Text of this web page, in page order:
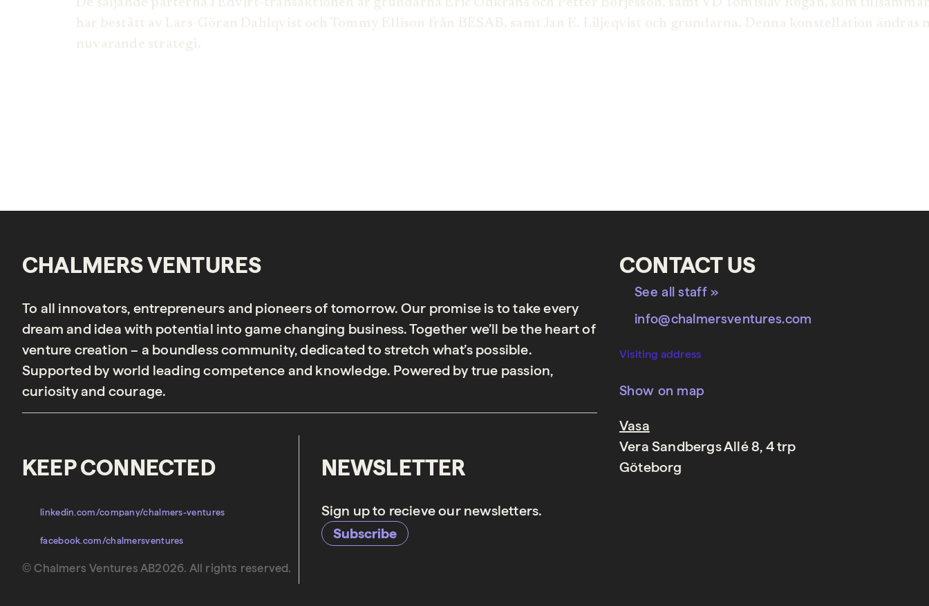
De säljande parterna i Edvirt-transaktionen är grundarna Eric Odkrans och Petter Börjesson, samt VD Tomislav Rogan, som
har bestått av Lars-Göran Dahlqvist och Tommy Ellison från BESAB, samt Jan E. Liljeqvist och grundarna. Denna konstellation
nuvarande strategi.
CHALMERS VENTURES
To all innovators, entrepreneurs and pioneers of tomorrow. Our promise is to take every
dream and idea with potential into game changing business. Together we’ll be the heart of
venture creation – a boundless community, dedicated to stretch what’s possible.
Supported by world leading competence and knowledge. Powered by true passion,
curiosity and courage.
KEEP CONNECTED
linkedin.com/company/chalmers-ventures
facebook.com/chalmersventures
© Chalmers Ventures AB2026. All rights reserved.
NEWSLETTER
Sign up to recieve our newsletters.
Subscribe
CONTACT US
See all staff »
info@chalmersventures.com
Visiting address
Show on map
Vasa
Vera Sandbergs Allé 8, 4 trp
Göteborg